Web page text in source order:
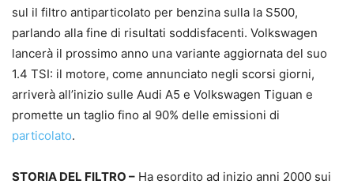
sul il filtro antiparticolato per benzina sulla la S500,
parlando alla fine di risultati soddisfacenti. Volkswagen
lancerà il prossimo anno una variante aggiornata del suo
1.4 TSI: il motore, come annunciato negli scorsi giorni,
arriverà all’inizio sulle Audi A5 e Volkswagen Tiguan e
promette un taglio fino al 90% delle emissioni di
particolato.
STORIA DEL FILTRO – Ha esordito ad inizio anni 2000 sui